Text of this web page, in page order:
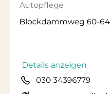
Autopflege
Blockdammweg 60-64
Details anzeigen
030 34396779